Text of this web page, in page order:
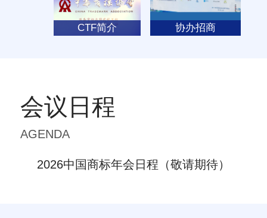
CTF简介 协办招商
会议日程
AGENDA
2026中国商标年会日程（敬请期待）